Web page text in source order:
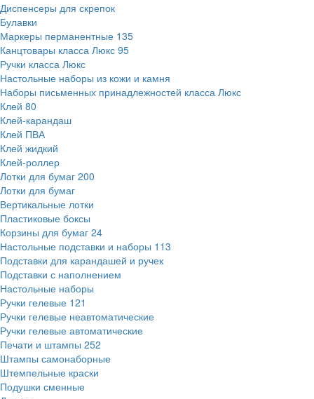
Диспенсеры для скрепок
Булавки
Маркеры перманентные 135
Канцтовары класса Люкс 95
Ручки класса Люкс
Настольные наборы из кожи и камня
Наборы письменных принадлежностей класса Люкс
Клей 80
Клей-карандаш
Клей ПВА
Клей жидкий
Клей-роллер
Лотки для бумаг 200
Лотки для бумаг
Вертикальные лотки
Пластиковые боксы
Корзины для бумаг 24
Настольные подставки и наборы 113
Подставки для карандашей и ручек
Подставки с наполнением
Настольные наборы
Ручки гелевые 121
Ручки гелевые неавтоматические
Ручки гелевые автоматические
Печати и штампы 252
Штампы самонаборные
Штемпельные краски
Подушки сменные